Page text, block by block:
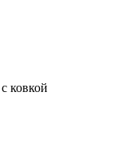
ковкой